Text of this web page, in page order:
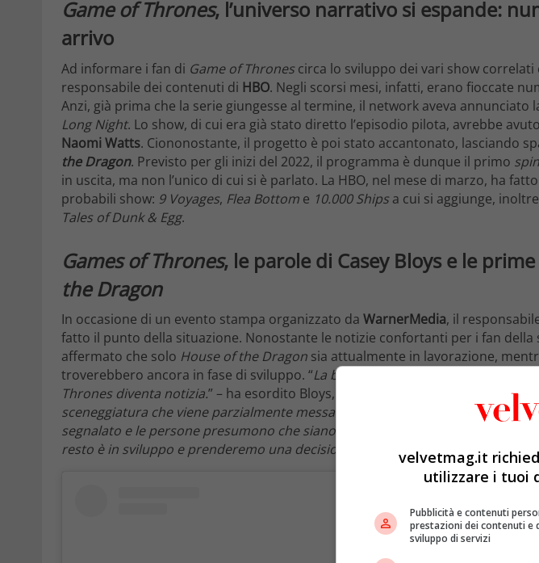
Game of Thrones, l’universo narrativo si espande:
arrivo
Ad informare i fan di Game of Thrones circa lo sviluppo dei vari show correlati
responsabile dei contenuti di HBO. Negli scorsi mesi, infatti, erano fioccate
Anzi, già prima che la serie giungesse al termine, il network aveva annunciato
Long Night. Lo show, di cui era già stato diretto l’episodio pilota, avrebbe
Naomi Watts. Ciononostante, il progetto è poi stato accantonato, lasciando
the Dragon. Previsto per gli inizi del 2022, il programma è dunque il primo
in uscita, ma non l’unico di cui si è parlato. La HBO, nel mese di marzo, ha
probabili show: 9 Voyages, Flea Bottom e 10.000 Ships a cui si aggiunge,
Tales of Dunk & Egg.
Games of Thrones, le parole di Casey Bloys e le
the Dragon
In occasione di un evento stampa organizzato da WarnerMedia, il
fatto il punto della situazione. Nonostante le notizie confortanti per i fan della
affermato che solo House of the Dragon sia attualmente in lavorazione,
troverebbero ancora in fase di sviluppo. “La buona notizia è che tutto ciò che
Thrones diventa notizia.” – ha esordito Bloys, proseguendo – “
Qualsiasi script
sceneggiatura che viene parzialmente messa in lavorazione diventa notizia e
segnalato e le persone presumono che siano in produzione. Solo House of
resto è in sviluppo e prenderemo una decisione in futuro
“.
velvetmag.it
utilizzare i tuoi
Pubblicità e contenuti
prestazioni dei contenuti e
sviluppo di servizi